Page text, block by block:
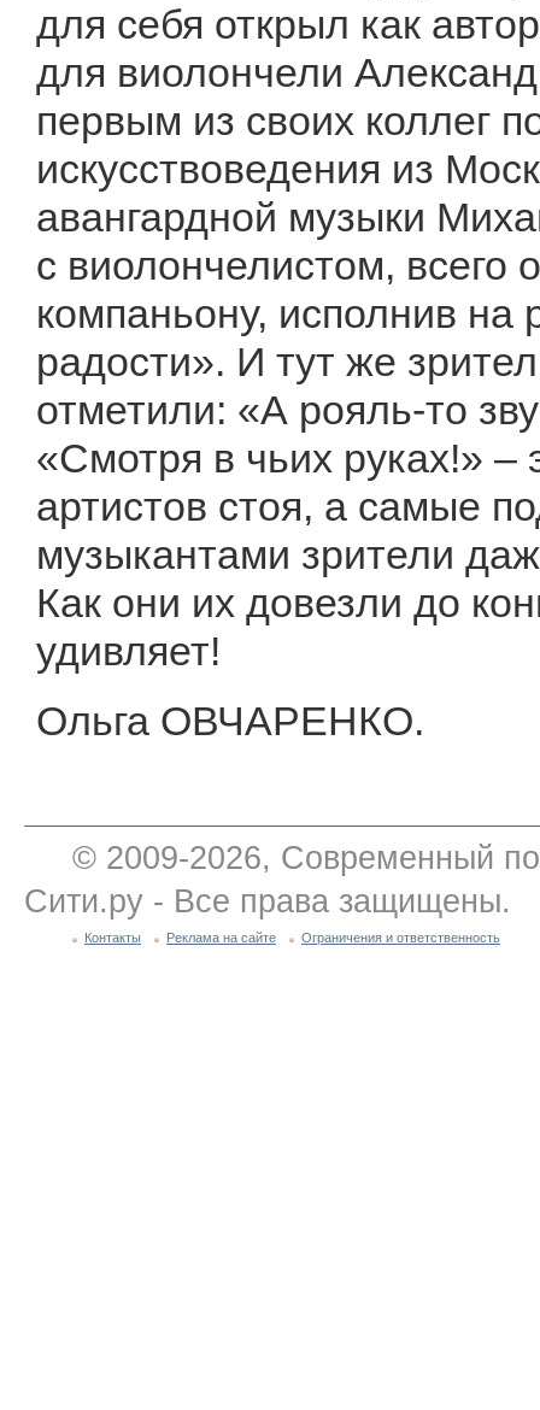
для себя открыл как
для виолончели
первым из своих коллег
искусствоведения из
авангардной музыки
с виолончелистом, всего
компаньону, исполнив
радости». И тут же
отметили: «А рояль-то
«Смотря в чьих руках!»
артистов стоя, а самые
музыкантами зрители
Как они их довезли до
удивляет!
Ольга ОВЧАРЕНКО.
© 2009-2026, Современный
Сити.ру - Все права защищены.
Контакты Реклама на сайте Ограничения и ответственность